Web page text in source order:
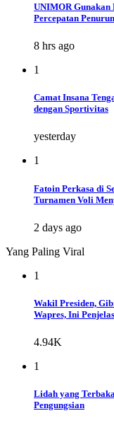
UNIMOR
Percepatan
8 hrs ago
1
Camat Insana
dengan Sportivitas
yesterday
1
Fatoin Perkasa di
Turnamen Voli
2 days ago
Yang Paling Viral
1
Wakil Presiden,
Wapres, Ini
4.94K
1
Lidah yang
Pengungsian